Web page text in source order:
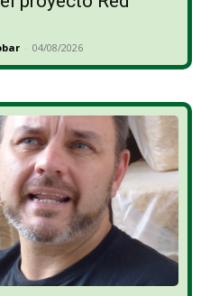
- 04/08/2026